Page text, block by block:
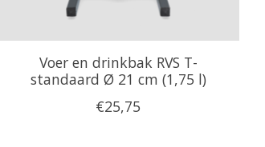
Voer en drinkbak RVS T-
standaard Ø 21 cm (1,75 l)
€25,75